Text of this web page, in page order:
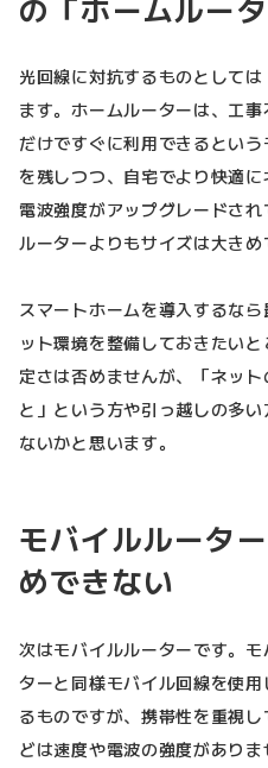
の「ホームルー
光回線に対抗するものとして
ます。ホームルーターは、工
だけですぐに利用できるとい
を残しつつ、自宅でより快適
電波強度がアップグレードさ
ルーターよりもサイズは大きめ
スマートホームを導入するな
ット環境を整備しておきたい
定さは否めませんが、「ネッ
と」という方や引っ越しの多
ないかと思います。
モバイルルータ
めできない
次はモバイルルーターです。
ターと同様モバイル回線を使
るものですが、携帯性を重視
どは速度や電波の強度があり